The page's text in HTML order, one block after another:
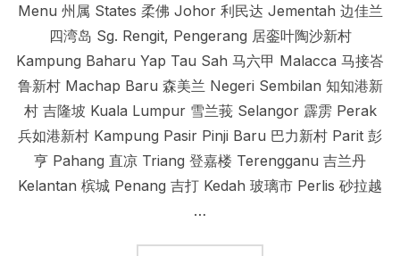
Menu 州属 States 柔佛 Johor 利民达 Jementah 边佳兰
四湾岛 Sg. Rengit, Pengerang 居銮叶陶沙新村
Kampung Baharu Yap Tau Sah 马六甲 Malacca 马接峇
鲁新村 Machap Baru 森美兰 Negeri Sembilan 知知港新
村 吉隆坡 Kuala Lumpur 雪兰莪 Selangor 霹雳 Perak
兵如港新村 Kampung Pasir Pinji Baru 巴力新村 Parit 彭
亨 Pahang 直凉 Triang 登嘉楼 Terengganu 吉兰丹
Kelantan 槟城 Penang 吉打 Kedah 玻璃市 Perlis 砂拉越
…